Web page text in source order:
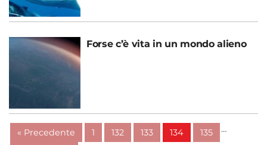
Forse c’è vita in un mondo alieno
« Precedente 1 …
132 133 134
135